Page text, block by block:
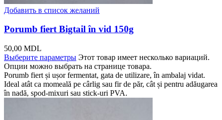
Добавить в список желаний
Porumb fiert Bigtail în vid 150g
50,00 MDL
Выберите параметры Этот товар имеет несколько вариаций.
Опции можно выбрать на странице товара.
Porumb fiert și ușor fermentat, gata de utilizare, în ambalaj vidat.
Ideal atât ca momeală pe cârlig sau fir de păr, cât și pentru adăugarea
în nadă, spod-mixuri sau stick-uri PVA.